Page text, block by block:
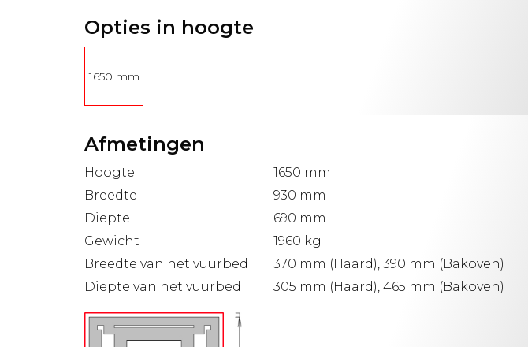
Opties in hoogte
1650 mm
Afmetingen
Hoogte
1650 mm
Breedte
930 mm
Diepte
690 mm
Gewicht
1960 kg
Breedte van het vuurbed
370 mm (Haard), 390 mm (Bakoven)
Diepte van het vuurbed
305 mm (Haard), 465 mm (Bakoven)